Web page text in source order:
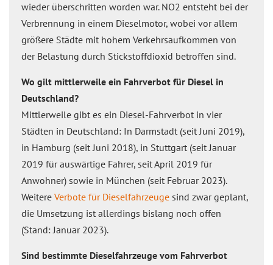
wieder überschritten worden war. NO2 entsteht bei der
Verbrennung in einem Dieselmotor, wobei vor allem
größere Städte mit hohem Verkehrsaufkommen von
der Belastung durch Stickstoffdioxid betroffen sind.
Wo gilt mittlerweile ein Fahrverbot für Diesel in
Deutschland?
Mittlerweile gibt es ein Diesel-Fahrverbot in vier
Städten in Deutschland: In Darmstadt (seit Juni 2019),
in Hamburg (seit Juni 2018), in Stuttgart (seit Januar
2019 für auswärtige Fahrer, seit April 2019 für
Anwohner) sowie in München (seit Februar 2023).
Weitere Verbote für Dieselfahrzeuge sind zwar geplant,
die Umsetzung ist allerdings bislang noch offen
(Stand: Januar 2023).
Sind bestimmte Dieselfahrzeuge vom Fahrverbot